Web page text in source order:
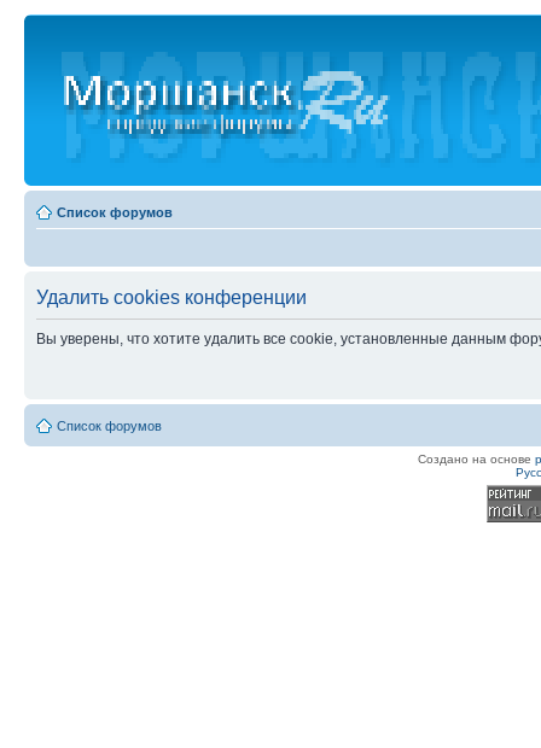
Список форумов
Удалить cookies конференции
Вы уверены, что хотите удалить все cookie, установленные данным
Список форумов
Создано на основе